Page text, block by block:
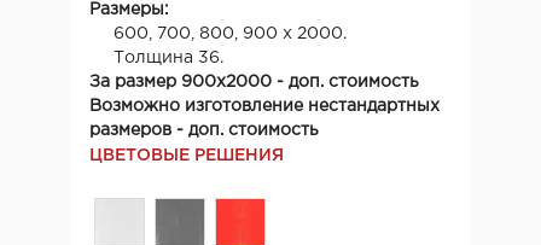
Размеры:
600, 700, 800, 900 х 2000.
Толщина 36.
За размер 900х2000 - доп. стоимость
Возможно изготовление нестандартных
размеров - доп. стоимость
ЦВЕТОВЫЕ РЕШЕНИЯ